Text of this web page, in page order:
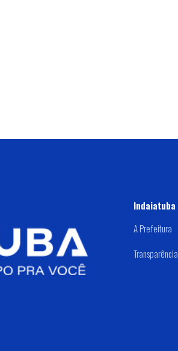
Indaiatuba
A Prefeitura
Transparência